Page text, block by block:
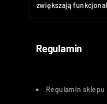
zwiększają
Regulamin
Regulamin sklepu